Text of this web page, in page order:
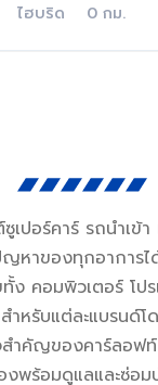
ไฮบริด 0 กม.
เปอร์คาร์ รถนำเข้
หาของทุกอาการ
คอมพิวเตอร์ โปร
หรับแต่ละแบรนด์โด
ำคัญของคาร์ลอฟ
งพร้อมดูแลและซ่อม